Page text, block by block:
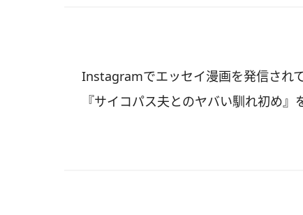
Instagramでエッセイ漫画を発信され
『サイコパス夫とのヤバい馴れ初め』